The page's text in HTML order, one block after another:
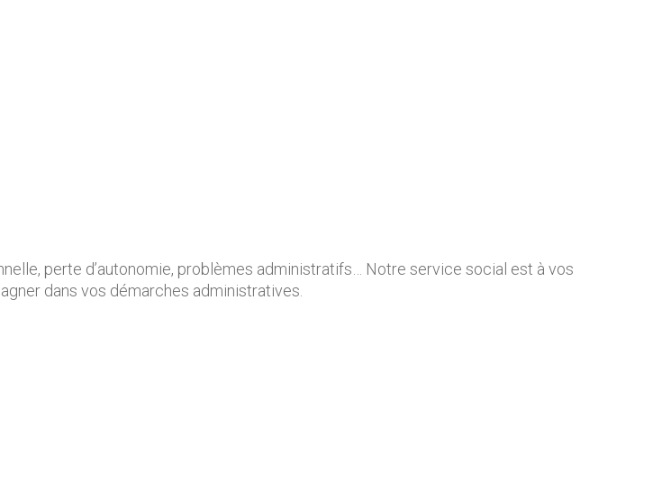
perte d’autonomie, problèmes administratifs… Notre service social est à vos
dans vos démarches administratives.